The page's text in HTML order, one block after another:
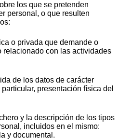
los que se pretenden
personal, o que resulten
o privada que demande o
relacionado con las actividades
de los datos de carácter
presentación física del
y la descripción de los tipos
incluidos en el mismo:
y documental.